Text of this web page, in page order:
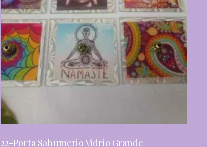
22-Porta Sahumerio Vidrio Grande